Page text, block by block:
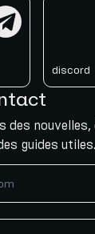
discord
des
guides utiles.